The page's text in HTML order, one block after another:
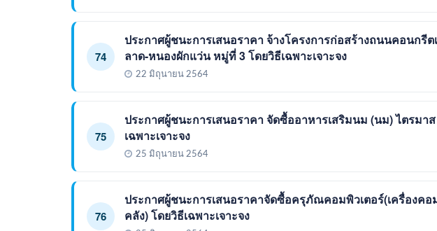
74
ประกาศผู้ชนะการเสนอราคา จ้างโครงการก่อสร้างถนนคอนก
ลาด-หนองผักแว่น หมู่ที่ 3 โดยวิธีเฉพาะเจาะจง
22 มิถุนายน 2564
75
ประกาศผู้ชนะการเสนอราคา จัดซื้ออาหารเสริมนม (นม) ไตรมา
เฉพาะเจาะจง
25 มิถุนายน 2564
76
ประกาศผู้ชนะการเสนอราคาจัดซื้อครุภัณคอมพิวเตอร์(เครื่องคอ
คลัง) โดยวิธีเฉพาะเจาะจง